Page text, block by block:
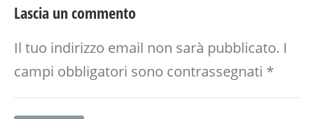
Lascia un commento
Il tuo indirizzo email non sarà pubblicato. I
campi obbligatori sono contrassegnati *